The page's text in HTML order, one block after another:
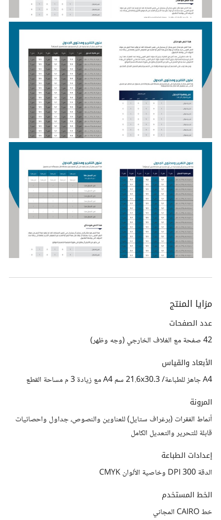
مزايا المنتج
عدد الصفحات
42 صفحة مع الغلاف الخارجي (وجه وظهر)
الأبعاد والقياس
A4 جاهز للطباعة/ 21.6x30.3 سم A4 مع زيادة 3 م مساحة القطع
المرونة
أنماط الفقرات (برغراف ستايل) للعناوين والنصوص، جداول واحصائيات
قابلة للتحرير والتعديل الكامل
إعدادات الطباعة
الدقة 300 DPI وخاصية الألوان CMYK
الخط المستخدم
خط CAIRO المجاني